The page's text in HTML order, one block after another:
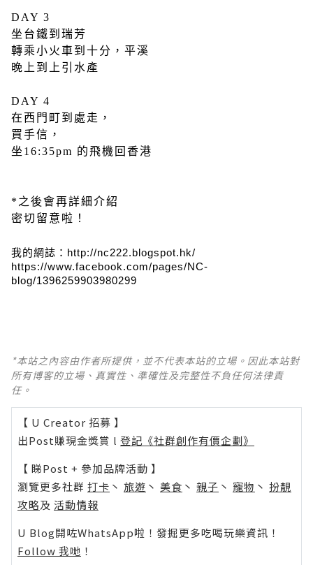
DAY 3
坐台鐵到瑞芳
轉乘小火車到十分，平溪
晚上到上引水產
DAY 4
在西門町到處走，
買手信，
坐16:35pm 的飛機回香港
*之後會再詳細介紹
密切留意啦！
我的網誌：http://nc222.blogspot.hk/
https://www.facebook.com/pages/NC-
blog/1396259903980299
*本站之內容由作者所提供，並不代表本站的立場。因此本站對
所有博客的立場、真實性、準確性及完整性不負任何法律責
任。
【 U Creator 招募 】
出Post賺現金獎賞 l 登記《社群創作有價企劃》
【 睇Post + 參加品牌活動 】
瀏覽更多社群 打卡 丶 旅遊 丶 美食 丶 親子 丶 寵物 丶 扮靚
攻略及 活動情報
U Blog開咗WhatsApp啦！發掘更多吃喝玩樂資訊！
Follow 我哋 ！